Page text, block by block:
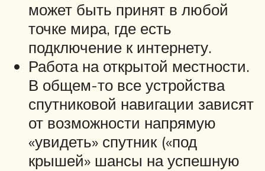
может быть принят в любой
точке мира, где есть
подключение к интернету.
Работа на открытой местности.
В общем-то все устройства
спутниковой навигации зависят
от возможности напрямую
«увидеть» спутник («под
крышей» шансы на успешную